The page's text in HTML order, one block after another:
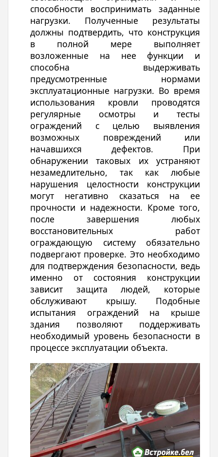
способности воспринимать заданные
нагрузки. Полученные результаты
должны подтвердить, что конструкция
в полной мере выполняет
возложенные на нее функции и
способна выдерживать
предусмотренные нормами
эксплуатационные нагрузки. Во время
использования кровли проводятся
регулярные осмотры и тесты
ограждений с целью выявления
возможных повреждений или
начавшихся дефектов. При
обнаружении таковых их устраняют
незамедлительно, так как любые
нарушения целостности конструкции
могут негативно сказаться на ее
прочности и надежности. Кроме того,
после завершения любых
восстановительных работ
ограждающую систему обязательно
подвергают проверке. Это необходимо
для подтверждения безопасности, ведь
именно от состояния конструкции
зависит защита людей, которые
обслуживают крышу. Подобные
испытания ограждений на крыше
здания позволяют поддерживать
необходимый уровень безопасности в
процессе эксплуатации объекта.